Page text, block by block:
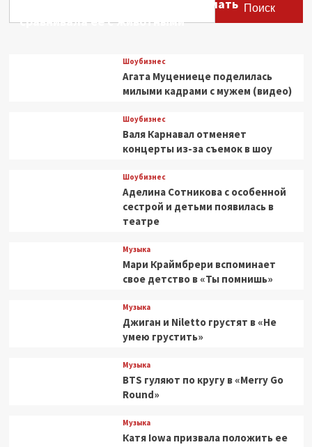
Поиск
Этери Тутберидзе заявила, что мать
сравнивала ее с животными
Шоубизнес
Агата Муцениеце поделилась
милыми кадрами с мужем (видео)
Шоубизнес
Валя Карнавал отменяет
концерты из-за съемок в шоу
Шоубизнес
Аделина Сотникова с особенной
сестрой и детьми появилась в
театре
Музыка
Мари Краймбрери вспоминает
свое детство в «Ты помнишь»
Музыка
Джиган и Niletto грустят в «Не
умею грустить»
Музыка
BTS гуляют по кругу в «Merry Go
Round»
Музыка
Катя Iowa призвала положить ее